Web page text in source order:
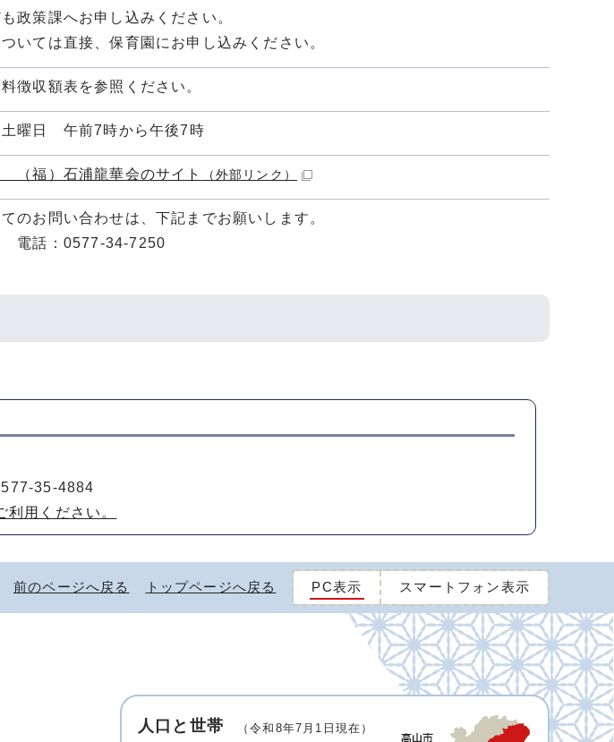
政策課へお申し込みください。
いては直接、保育園にお申し込みください。
徴収額表を参照ください。
土曜日 午前7時から午後7時
（福）石浦龍華会のサイト （外部リンク）
のお問い合わせは、下記までお願いします。
電話：0577-34-7250
35-4884
用ください。
前のページへ戻る トップページへ戻る PC表示 スマートフォン表示
人口と世帯 （令和8年7月1日現在）